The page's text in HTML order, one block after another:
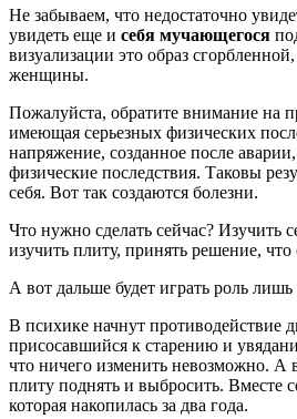
Не забываем, что недостаточно
увидеть еще и себя мучающегося
визуализации это образ
женщины.
Пожалуйста, обратите внимание на
имеющая серьезных физических
напряжение, созданное после
физические последствия. Таковы
себя. Вот так создаются болезни.
Что нужно сделать сейчас? Изучить
изучить плиту, принять решение, что
А вот дальше будет играть роль
В психике начнут противодействие
присосавшийся к старению и
что ничего изменить невозможно. А
плиту поднять и выбросить. Вместе
которая накопилась за два года.